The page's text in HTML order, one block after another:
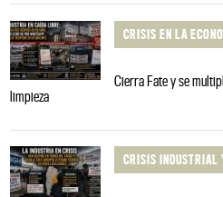
CRISIS EN LA
Cierra Fate y se
limpieza
CRISIS INDUSTRIAL